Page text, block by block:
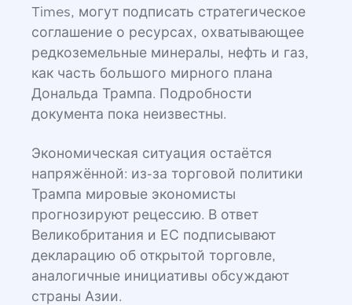
Times, могут подписать стратегическое
соглашение о ресурсах, охватывающее
редкоземельные минералы, нефть и газ,
как часть большого мирного плана
Дональда Трампа. Подробности
документа пока неизвестны.
Экономическая ситуация остаётся
напряжённой: из-за торговой политики
Трампа мировые экономисты
прогнозируют рецессию. В ответ
Великобритания и ЕС подписывают
декларацию об открытой торговле,
аналогичные инициативы обсуждают
страны Азии.